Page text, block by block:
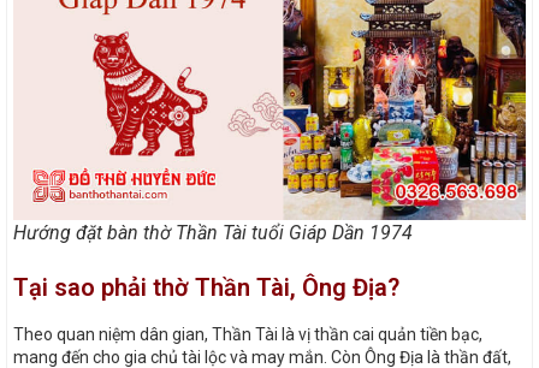
Hướng đặt bàn thờ Thần Tài tuổi Giáp Dần 1974
Tại sao phải thờ Thần Tài, Ông Địa?
Theo quan niệm dân gian, Thần Tài là vị thần cai quản tiền bạc,
mang đến cho gia chủ tài lộc và may mắn. Còn Ông Địa là thần đất,